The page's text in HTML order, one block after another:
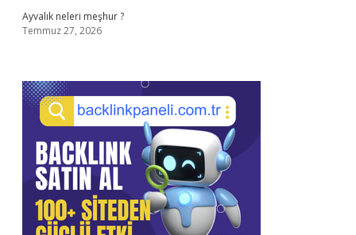
Ayvalık neleri meşhur ?
Temmuz 27, 2026